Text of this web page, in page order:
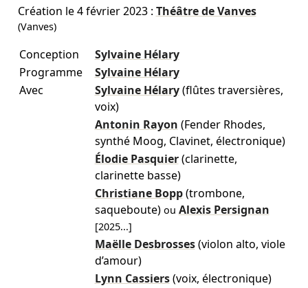
Création le4 février 2023: Théâtre de Vanves
(Vanves)
Conception
Sylvaine Hélary
Programme
Sylvaine Hélary
Avec
Sylvaine Hélary (flûtes traversières,
voix)
Antonin Rayon (Fender Rhodes,
synthé Moog, Clavinet, électronique)
Élodie Pasquier (clarinette,
clarinette basse)
Christiane Bopp (trombone,
saqueboute) ou Alexis Persignan
[2025...]
Maëlle Desbrosses (violon alto, viole
d’amour)
Lynn Cassiers (voix, électronique)